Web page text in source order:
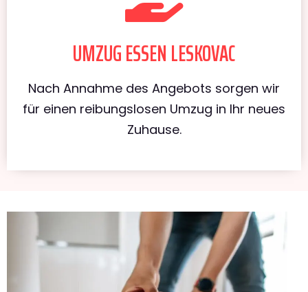
UMZUG ESSEN LESKOVAC
Nach Annahme des Angebots sorgen wir
für einen reibungslosen Umzug in Ihr neues
Zuhause.